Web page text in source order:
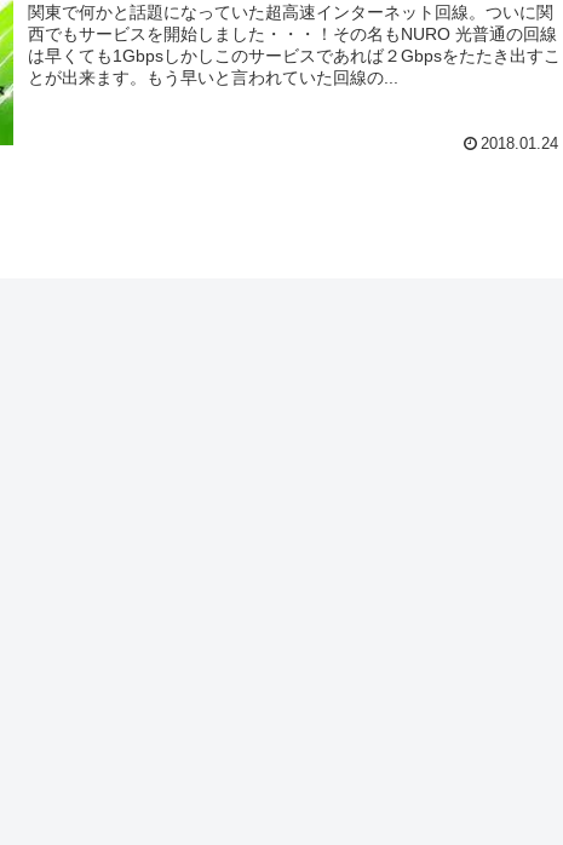
関東で何かと話題になっていた超高速インターネット回線。ついに関
西でもサービスを開始しました・・・！その名もNURO 光普通の回線
は早くても1Gbpsしかしこのサービスであれば２Gbpsをたたき出すこ
とが出来ます。もう早いと言われていた回線の...
2018.01.24